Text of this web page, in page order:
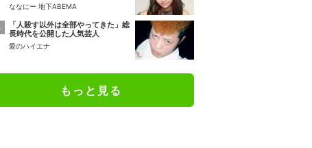
ななにー 地下ABEMA
「人殺す以外は全部やってきた」総
長時代を公開した人気芸人
愛のハイエナ
もっと見る